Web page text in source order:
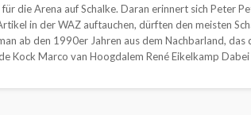
die Arena auf Schalke. Daran erinnert sich Peter
in der WAZ auftauchen, dürften den meisten
ab den 1990er Jahren aus dem Nachbarland, das
Kock Marco van Hoogdalem René Eikelkamp Dabei